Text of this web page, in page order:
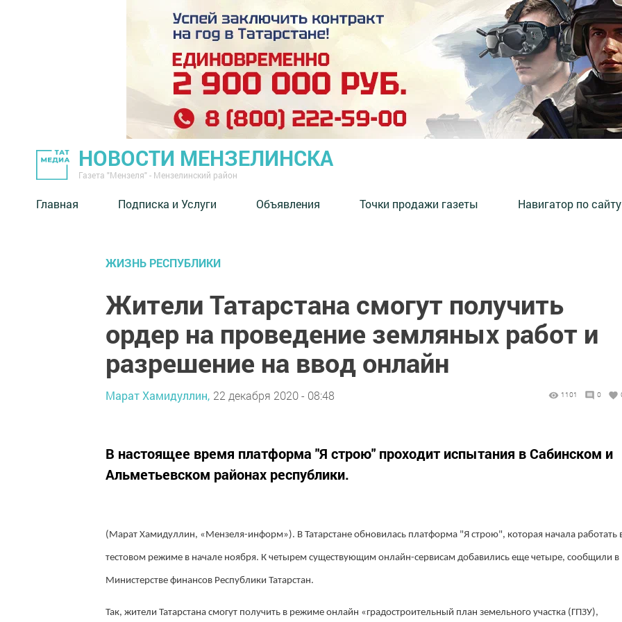
НОВОСТИ МЕНЗЕЛИНСКА
Газета "Мензеля" - Мензелинский район
Главная Подписка и Услуги Объявления Точки продажи газеты Навигатор по сайту
ЖИЗНЬ РЕСПУБЛИКИ
Жители Татарстана смогут получить
ордер на проведение земляных работ и
разрешение на ввод онлайн
Марат Хамидуллин, 22 декабря 2020 - 08:48 1101 0
В настоящее время платформа "Я строю" проходит испытания в Сабинском и
Альметьевском районах республики.
(Марат Хамидуллин, «Мензеля-информ»). В Татарстане обновилась платформа "Я строю", которая начала работать
тестовом режиме в начале ноября. К четырем существующим онлайн-сервисам добавились еще четыре, сообщили в
Министерстве финансов Республики Татарстан.
Так, жители Татарстана смогут получить в режиме онлайн «градостроительный план земельного участка (ГПЗУ),